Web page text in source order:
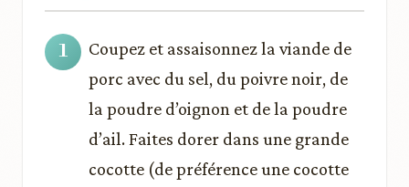
Coupez et assaisonnez la viande de
porc avec du sel, du poivre noir, de
la poudre d’oignon et de la poudre
d’ail. Faites dorer dans une grande
cocotte (de préférence une cocotte